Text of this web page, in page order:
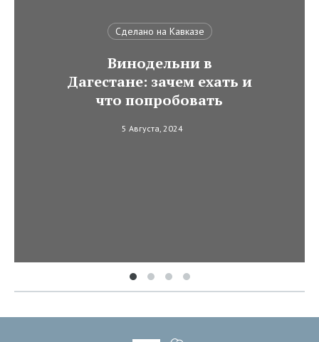
Сделано на Кавказе
Винодельни в
Дагестане: зачем ехать и
что попробовать
5 Августа, 2024